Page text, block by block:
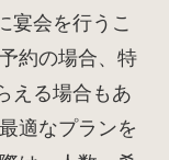
宴会を行うこ
約の場合、特
える場合もあ
適なプランを